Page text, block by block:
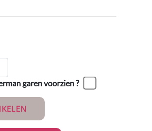
garen voorzien ?